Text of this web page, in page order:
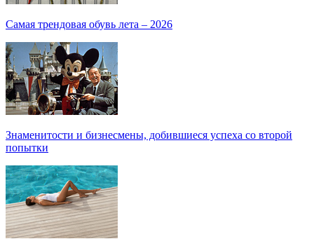
Самая трендовая обувь лета – 2026
Знаменитости и бизнесмены, добившиеся успеха со второй
попытки